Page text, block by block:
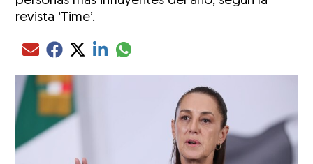
revista ‘Time’.
Compartir el artículo actual mediante Email
Compartir el artículo actual mediante Facebook
Compartir el artículo actual mediante Twitter
Compartir el artículo actual mediante LinkedIn
Compartir el artículo actual mediante